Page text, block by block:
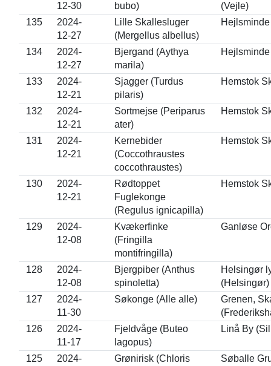
12-30
bubo)
(Vejle)
135
2024-
12-27
Lille Skallesluger
(Mergellus albellus)
134
2024-
12-27
Bjergand (Aythya
marila)
133
2024-
12-21
Sjagger (Turdus
pilaris)
Hemstok
132
2024-
12-21
Sortmejse (Periparus
ater)
Hemstok
131
2024-
12-21
Kernebider
(Coccothraustes
coccothraustes)
Hemstok
130
2024-
12-21
Rødtoppet
Fuglekonge
(Regulus ignicapilla)
Hemstok
129
2024-
12-08
Kvækerfinke
(Fringilla
montifringilla)
Ganløse
128
2024-
12-08
Bjergpiber (Anthus
spinoletta)
Helsingør
(Helsingør)
127
2024-
11-30
Søkonge (Alle alle)
Grenen,
126
2024-
11-17
Fjeldvåge (Buteo
lagopus)
Linå By
125
2024-
Grønirisk (Chloris
Søballe